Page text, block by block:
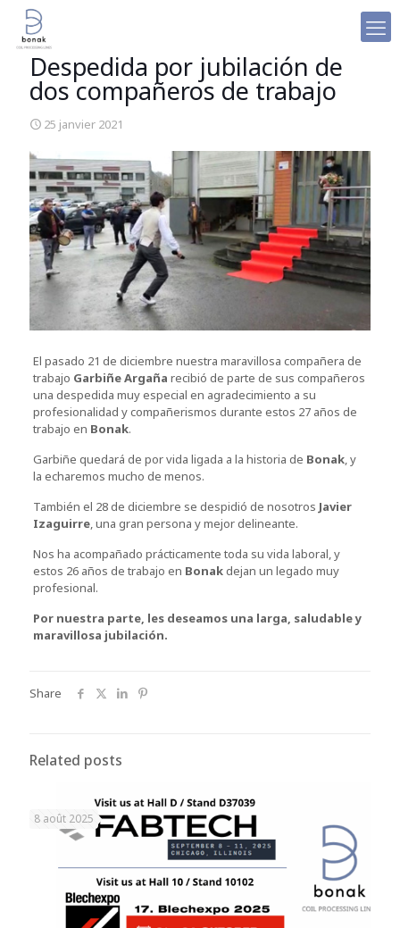
Despedida por jubilación de
dos compañeros de trabajo
25 janvier 2021
El pasado 21 de diciembre nuestra maravillosa compañera de
trabajo Garbiñe Argaña recibió de parte de sus compañeros
una despedida muy especial en agradecimiento a su
profesionalidad y compañerismos durante estos 27 años de
trabajo en Bonak.
Garbiñe quedará de por vida ligada a la historia de Bonak, y
la echaremos mucho de menos.
También el 28 de diciembre se despidió de nosotros Javier
Izaguirre, una gran persona y mejor delineante.
Nos ha acompañado prácticamente toda su vida laboral, y
estos 26 años de trabajo en Bonakdejan un legado muy
profesional.
Por nuestra parte, les deseamos una larga, saludable y
maravillosa jubilación.
Share
Related posts
8 août 2025